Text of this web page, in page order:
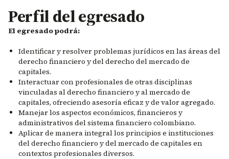
Perfil del egresado
El egresado podrá:
Identificar y resolver problemas jurídicos en las áreas del
derecho financiero y del derecho del mercado de
capitales.
Interactuar con profesionales de otras disciplinas
vinculadas al derecho financiero y al mercado de
capitales, ofreciendo asesoría eficaz y de valor agregado.
Manejar los aspectos económicos, financieros y
administrativos del sistema financiero colombiano.
Aplicar de manera integral los principios e instituciones
del derecho financiero y del mercado de capitales en
contextos profesionales diversos.